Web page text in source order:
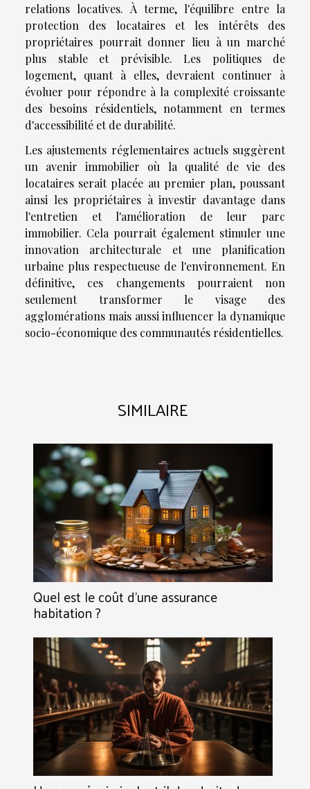
relations locatives. À terme, l'équilibre entre la
protection des locataires et les intérêts des
propriétaires pourrait donner lieu à un marché
plus stable et prévisible. Les politiques de
logement, quant à elles, devraient continuer à
évoluer pour répondre à la complexité croissante
des besoins résidentiels, notamment en termes
d'accessibilité et de durabilité.
Les ajustements réglementaires actuels suggèrent
un avenir immobilier où la qualité de vie des
locataires serait placée au premier plan, poussant
ainsi les propriétaires à investir davantage dans
l'entretien et l'amélioration de leur parc
immobilier. Cela pourrait également stimuler une
innovation architecturale et une planification
urbaine plus respectueuse de l'environnement. En
définitive, ces changements pourraient non
seulement transformer le visage des
agglomérations mais aussi influencer la dynamique
socio-économique des communautés résidentielles.
SIMILAIRE
Quel est le coût d'une assurance
habitation ?